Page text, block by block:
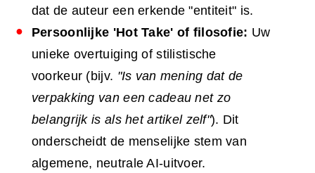
dat de auteur een erkende "entiteit" is.
Persoonlijke 'Hot Take' of filosofie: Uw
unieke overtuiging of stilistische
voorkeur (bijv. "Is van mening dat de
verpakking van een cadeau net zo
belangrijk is als het artikel zelf"). Dit
onderscheidt de menselijke stem van
algemene, neutrale AI-uitvoer.